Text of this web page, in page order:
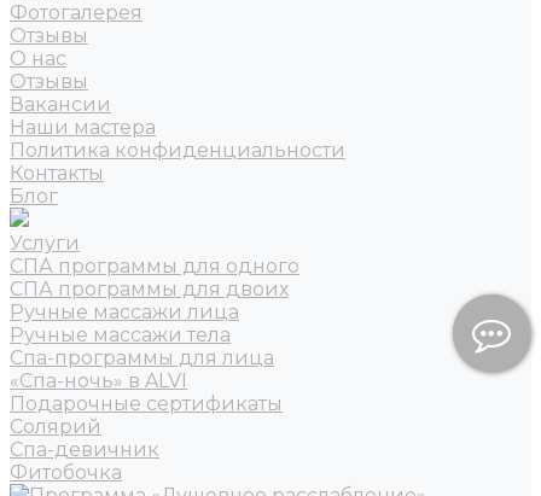
Фотогалерея
Отзывы
О нас
Отзывы
Вакансии
Наши мастера
Политика конфиденциальности
Контакты
Блог
Услуги
СПА программы для одного
СПА программы для двоих
Ручные массажи лица
Ручные массажи тела
Спа-программы для лица
«Спа-ночь» в ALVI
Подарочные сертификаты
Солярий
Спа-девичник
Фитобочка